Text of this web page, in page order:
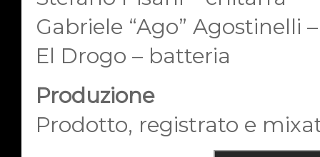
Gabriele “Ago” Agostinelli
El Drogo – batteria
Produzione
Prodotto, registrato e